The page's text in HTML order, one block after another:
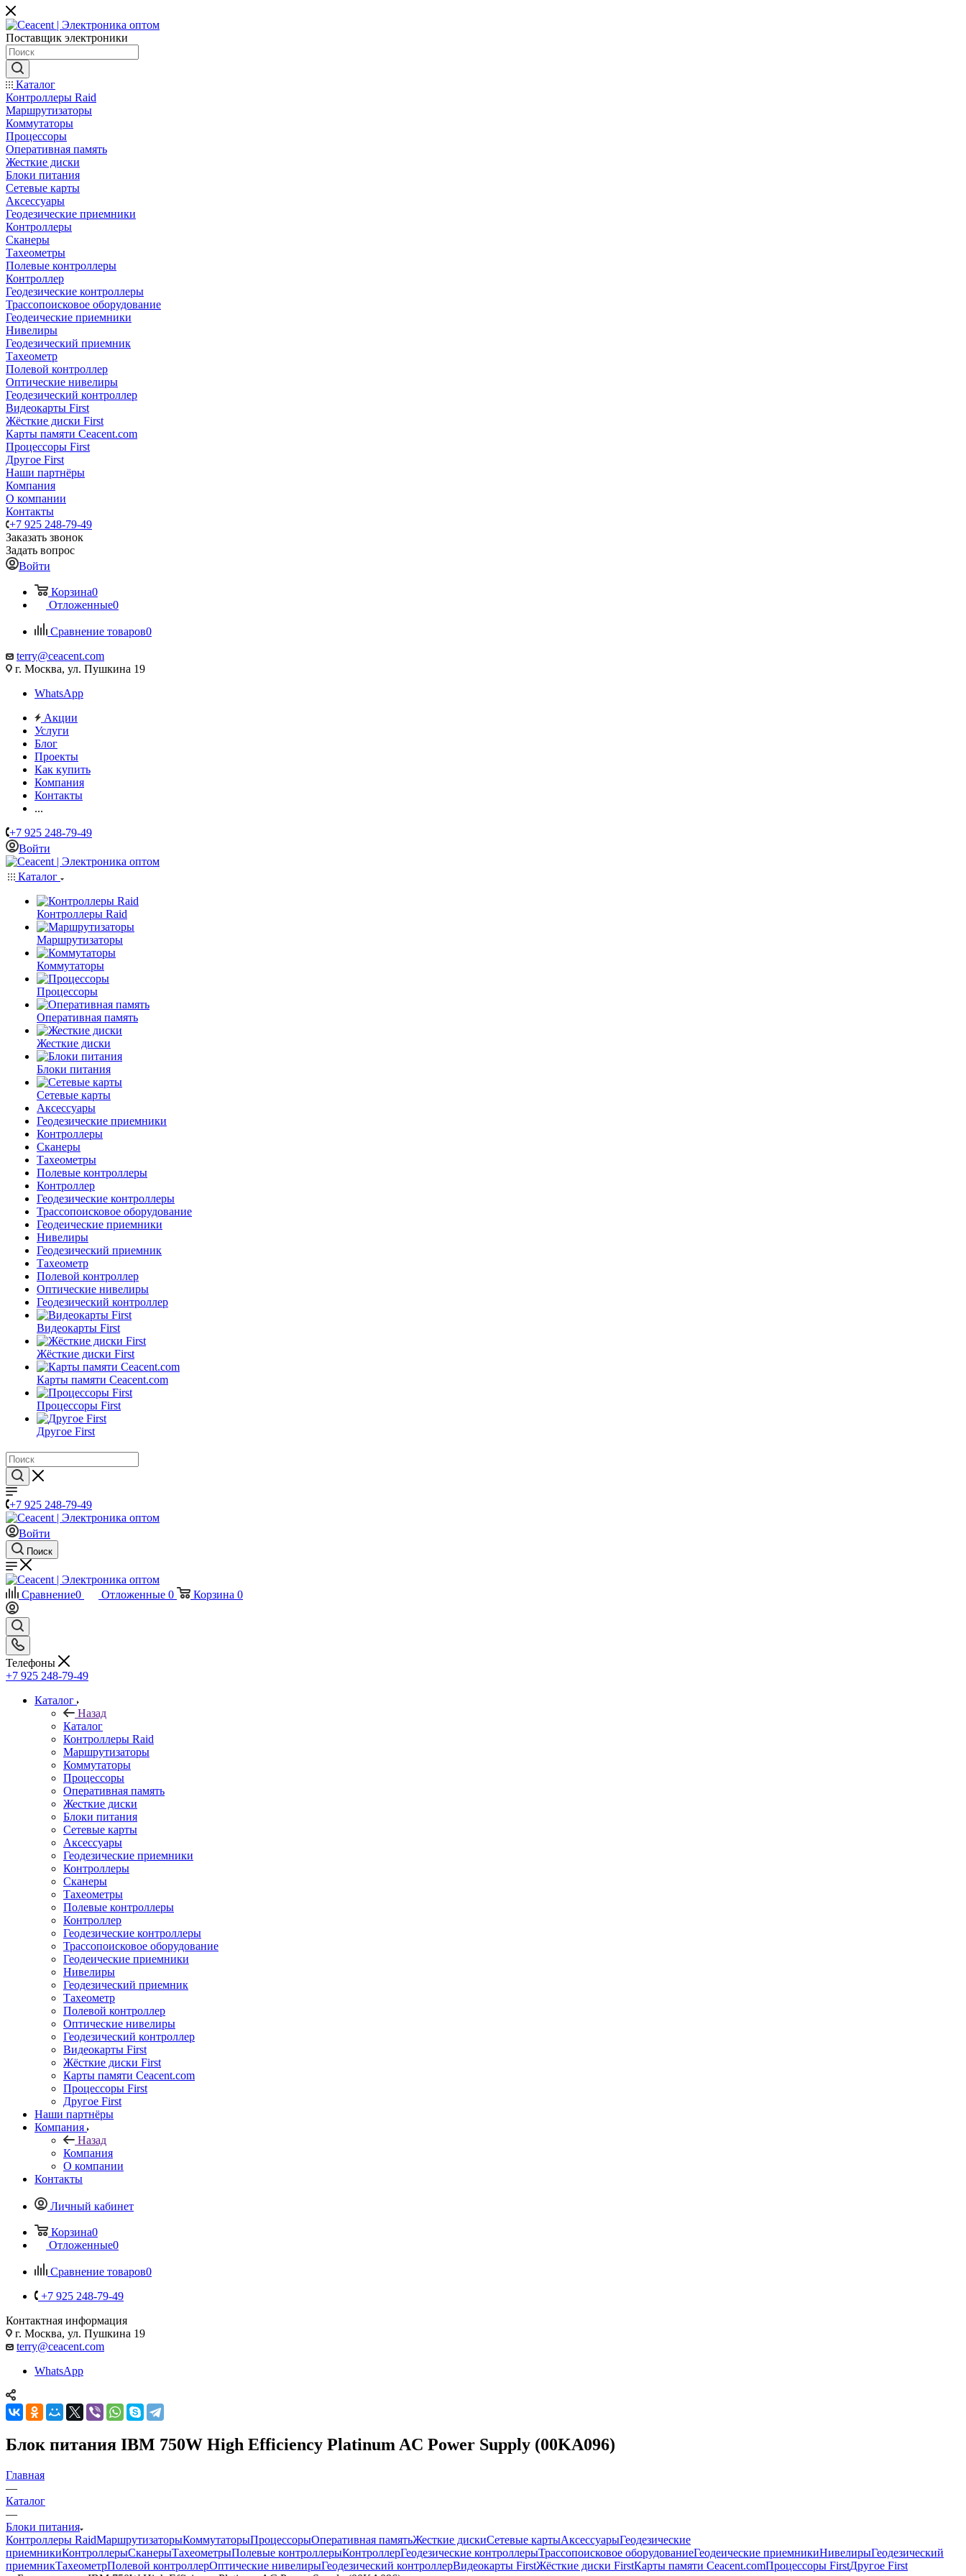
Поставщик электроники
Каталог
Контроллеры Raid
Маршрутизаторы
Коммутаторы
Процессоры
Оперативная память
Жесткие диски
Блоки питания
Сетевые карты
Аксессуары
Геодезические приемники
Контроллеры
Сканеры
Тахеометры
Полевые контроллеры
Контроллер
Геодезические контроллеры
Трассопоисковое оборудование
Геодеические приемники
Нивелиры
Геодезический приемник
Тахеометр
Полевой контроллер
Оптические нивелиры
Геодезический контроллер
Видеокарты First
Жёсткие диски First
Карты памяти Ceacent.com
Процессоры First
Другое First
Наши партнёры
Компания
О компании
Контакты
+7 925 248-79-49
Заказать звонок
Задать вопрос
Войти
Корзина0
Отложенные0
Сравнение товаров0
terry@ceacent.com
г. Москва, ул. Пушкина 19
WhatsApp
Акции
Услуги
Блог
Проекты
Как купить
Компания
Контакты
...
+7 925 248-79-49
Войти
Каталог
Контроллеры Raid
Маршрутизаторы
Коммутаторы
Процессоры
Оперативная память
Жесткие диски
Блоки питания
Сетевые карты
Аксессуары
Геодезические приемники
Контроллеры
Сканеры
Тахеометры
Полевые контроллеры
Контроллер
Геодезические контроллеры
Трассопоисковое оборудование
Геодеические приемники
Нивелиры
Геодезический приемник
Тахеометр
Полевой контроллер
Оптические нивелиры
Геодезический контроллер
Видеокарты First
Жёсткие диски First
Карты памяти Ceacent.com
Процессоры First
Другое First
+7 925 248-79-49
Войти
Поиск
Сравнение0 Отложенные 0 Корзина 0
Телефоны
+7 925 248-79-49
Каталог
Назад
Каталог
Контроллеры Raid
Маршрутизаторы
Коммутаторы
Процессоры
Оперативная память
Жесткие диски
Блоки питания
Сетевые карты
Аксессуары
Геодезические приемники
Контроллеры
Сканеры
Тахеометры
Полевые контроллеры
Контроллер
Геодезические контроллеры
Трассопоисковое оборудование
Геодеические приемники
Нивелиры
Геодезический приемник
Тахеометр
Полевой контроллер
Оптические нивелиры
Геодезический контроллер
Видеокарты First
Жёсткие диски First
Карты памяти Ceacent.com
Процессоры First
Другое First
Наши партнёры
Компания
Назад
Компания
О компании
Контакты
Личный кабинет
Корзина0
Отложенные0
Сравнение товаров0
+7 925 248-79-49
Контактная информация
г. Москва, ул. Пушкина 19
terry@ceacent.com
WhatsApp
Блок питания IBM 750W High Efficiency Platinum AC Power Supply (00KA096)
Главная
—
Каталог
—
Блоки питания
Контроллеры RaidМаршрутизаторыКоммутаторыПроцессорыОперативная памятьЖесткие дискиСетевые картыАксессуарыГеодезические
приемникиКонтроллерыСканерыТахеометрыПолевые контроллерыКонтроллерГеодезические контроллерыТрассопоисковое оборудованиеГеодеические приемникиНивелирыГеодезический
приемникТахеометрПолевой контроллерОптические нивелирыГеодезический контроллерВидеокарты FirstЖёсткие диски FirstКарты памяти Ceacent.comПроцессоры FirstДругое First